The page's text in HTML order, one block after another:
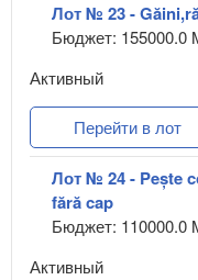
Лот № 23 -
Бюджет: 155000.0
Активный
Перейти в лот
Лот № 24 - Pește
fără cap
Бюджет: 110000.0
Активный